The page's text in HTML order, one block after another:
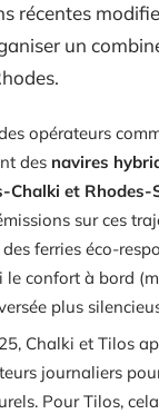
récentes
un
opérateurs
des navires
Chalki et Rhodes-
sur ces
ferries éco-
le confort à bord
plus
Chalki et Tilos
journaliers
Pour Tilos,